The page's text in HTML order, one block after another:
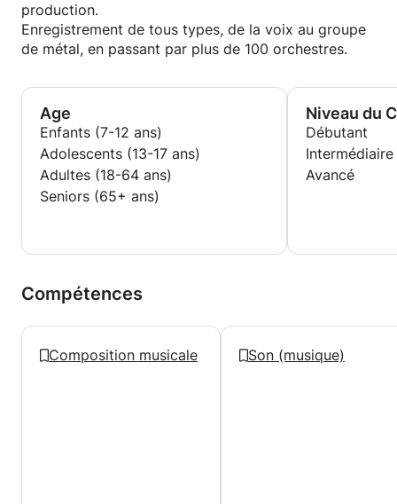
production.
Enregistrement de tous types, de la voix au groupe
de métal, en passant par plus de 100 orchestres.
Age
Enfants (7-12 ans)
Adolescents (13-17 ans)
Adultes (18-64 ans)
Seniors (65+ ans)
Niveau du
Débutant
Intermédiaire
Avancé
Compétences
Composition musicale Son (musique)